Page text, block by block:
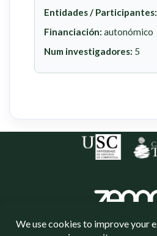
Entidades / Participantes:
Financiación: autonómico
Num investigadores: 5